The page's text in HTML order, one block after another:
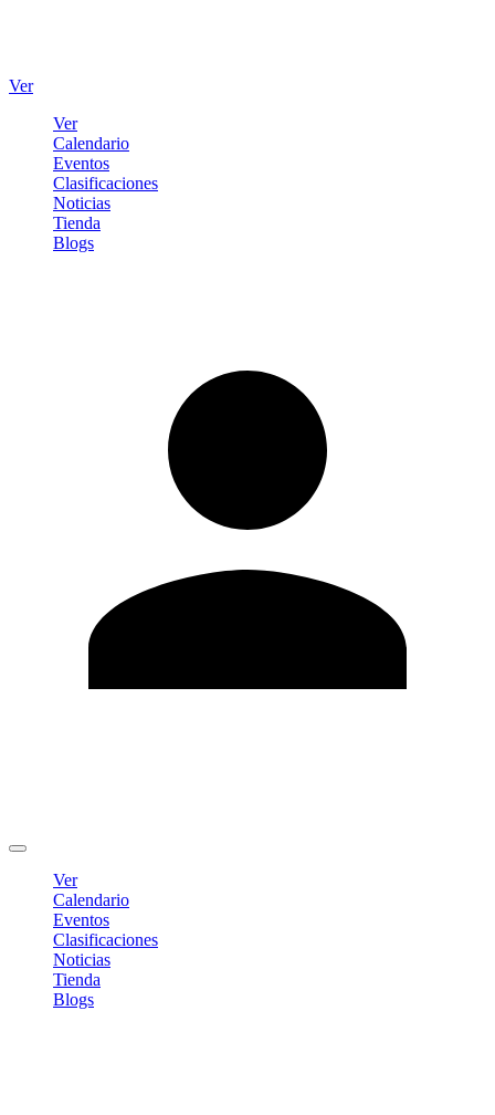
Ver
Ver
Calendario
Eventos
Clasificaciones
Noticias
Tienda
Blogs
Ver
Calendario
Eventos
Clasificaciones
Noticias
Tienda
Blogs